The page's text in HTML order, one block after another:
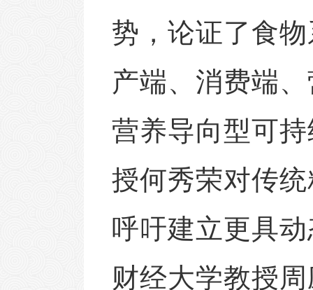
势，论证了食
产端、消费端
营养导向型可
授何秀荣对传
呼吁建立更具
财经大学教授